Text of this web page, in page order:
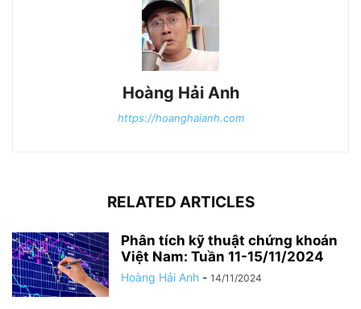
Hoàng Hải Anh
https://hoanghaianh.com
RELATED ARTICLES
Phân tích kỹ thuật chứng khoán
Việt Nam: Tuần 11-15/11/2024
Hoàng Hải Anh - 14/11/2024